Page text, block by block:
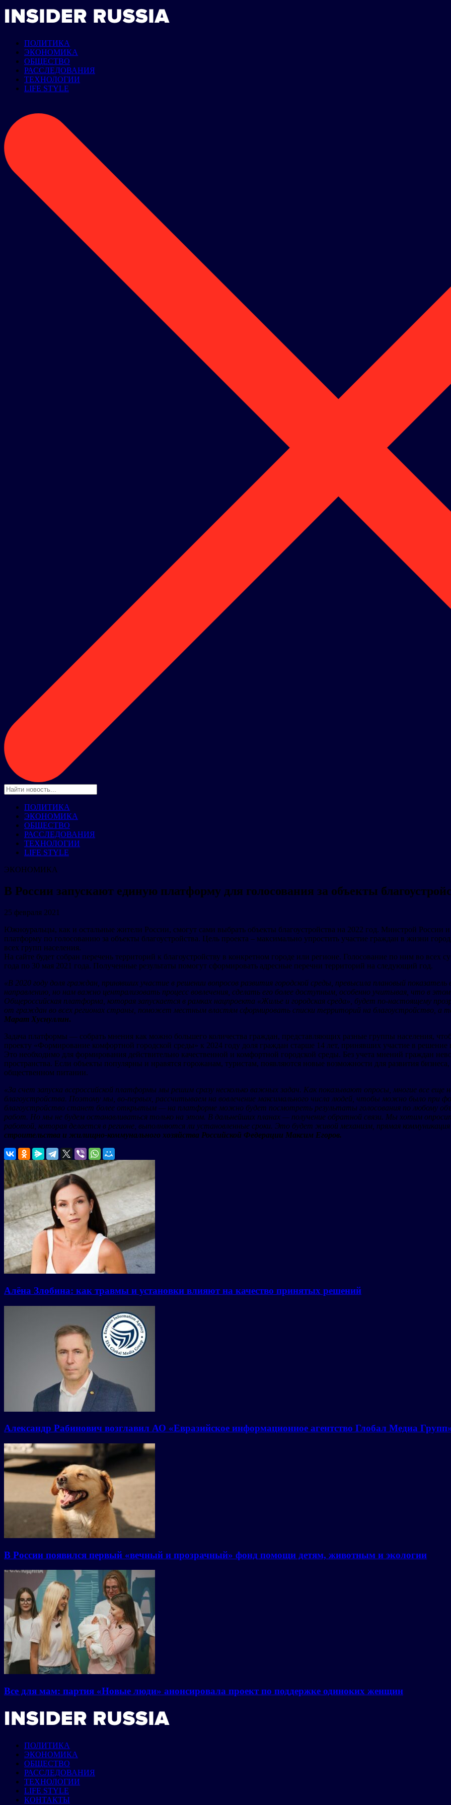
ПОЛИТИКА
ЭКОНОМИКА
ОБЩЕСТВО
РАССЛЕДОВАНИЯ
ТЕХНОЛОГИИ
LIFE STYLE
ПОЛИТИКА
ЭКОНОМИКА
ОБЩЕСТВО
РАССЛЕДОВАНИЯ
ТЕХНОЛОГИИ
LIFE STYLE
ЭКОНОМИКА
В России запускают единую платформу для голосования за объекты
25 февраля 2021
Южноуральцы, как и остальные жители России, смогут сами выбрать объекты благоустройства на 2022 год. Минстрой
платформу по голосованию за объекты благоустройства. Цель проекта – максимально упростить участие граждан в жизни
всех групп населения.
На сайте будет собран перечень территорий к благоустройству в конкретном городе или регионе. Голосование по ним во всех
года по 30 мая 2021 года. Полученные результаты помогут сформировать адресные перечни территорий на следующий год.
«В 2020 году доля граждан, принявших участие в решении вопросов развития городской среды, превысила плановый
направлению, но нам важно централизовать процесс вовлечения, сделать его более доступным, особенно учитывая, что в
Общероссийская платформа, которая запускается в рамках нацпроекта «Жилье и городская среда», будет по-настоящему
от граждан во всех регионах страны, поможет местным властям сформировать списки территорий на благоустройство,
Марат Хуснуллин.
Задача платформы — собрать мнения как можно большего количества граждан, представляющих разные группы населения,
проекту «Формирование комфортной городской среды» к 2024 году доля граждан старше 14 лет, принявших участие в решение
Это необходимо для формирования действительно качественной и комфортной городской среды. Без учета мнений граждан
пространства. Если объекты популярны и нравятся горожанам, туристам, появляются новые возможности для развития
общественном питании.
«За счет запуска всероссийской платформы мы решим сразу несколько важных задач. Как показывают опросы, многие все
благоустройства. Поэтому мы, во-первых, рассчитываем на вовлечение максимального числа людей, чтобы можно было при
благоустройство станет более открытым — на платформе можно будет посмотреть результаты голосования по любому
работ. Но мы не будем останавливаться только на этом. В дальнейших планах — получение обратной связи. Мы хотим
работой, которая делается в регионе, выполняются ли установленные сроки. Это будет живой механизм, прямая
строительства и жилищно-коммунального хозяйства Российской Федерации Максим Егоров.
Алёна Злобина: как травмы и установки влияют на качество принятых решений
Александр Рабинович возглавил АО «Евразийское информационное агентство Глобал Медиа
В России появился первый «вечный и прозрачный» фонд помощи детям, животным и экологии
Все для мам: партия «Новые люди» анонсировала проект по поддержке одиноких женщин
ПОЛИТИКА
ЭКОНОМИКА
ОБЩЕСТВО
РАССЛЕДОВАНИЯ
ТЕХНОЛОГИИ
LIFE STYLE
КОНТАКТЫ